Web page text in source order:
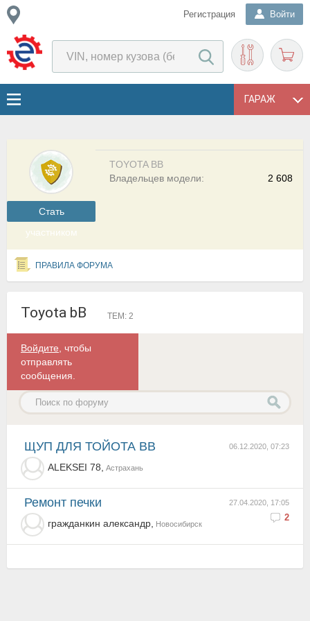
Регистрация Войти
ГАРАЖ
Cтать
участником
TOYOTA BB
2 608
Владельцев модели:
ПРАВИЛА ФОРУМА
Toyota bB ТЕМ: 2
Войдите , чтобы
отправлять
сообщения.
06.12.2020, 07:23
ЩУП ДЛЯ ТОЙОТА ВВ
ALEKSEI 78, Астрахань
27.04.2020, 17:05
2
ремонт печки
гражданкин александр, Новосибирск